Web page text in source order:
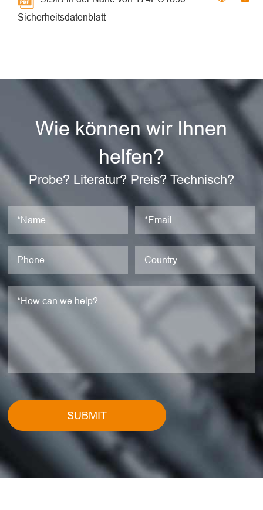
Sicherheitsdatenblatt
Wie können wir Ihnen
helfen?
Probe? Literatur? Preis? Technisch?
SUBMIT